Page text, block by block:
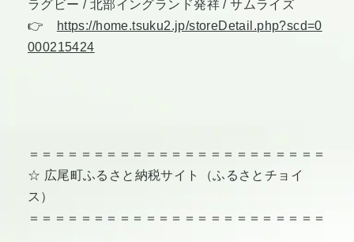
ラグビー / 北部イングランド発祥 / サムライズ
👉 https://home.tsuku2.jp/storeDetail.php?scd=0
000215424
＝＝＝＝＝＝＝＝＝＝＝＝＝＝＝＝＝＝＝＝＝＝＝
☆ 広尾町ふるさと納税サイト（ふるさとチョイ
ス）
＝＝＝＝＝＝＝＝＝＝＝＝＝＝＝＝＝＝＝＝＝＝＝